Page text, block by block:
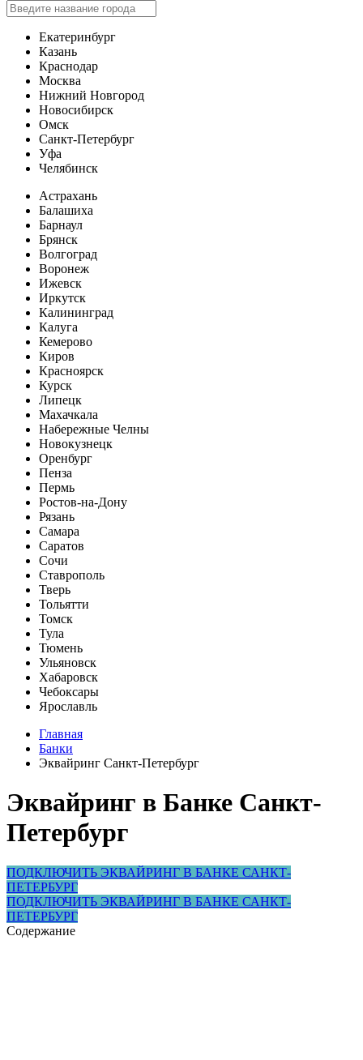
Екатеринбург
Казань
Краснодар
Москва
Нижний Новгород
Новосибирск
Омск
Санкт-Петербург
Уфа
Челябинск
Астрахань
Балашиха
Барнаул
Брянск
Волгоград
Воронеж
Ижевск
Иркутск
Калининград
Калуга
Кемерово
Киров
Красноярск
Курск
Липецк
Махачкала
Набережные Челны
Новокузнецк
Оренбург
Пенза
Пермь
Ростов-на-Дону
Рязань
Самара
Саратов
Сочи
Ставрополь
Тверь
Тольятти
Томск
Тула
Тюмень
Ульяновск
Хабаровск
Чебоксары
Ярославль
Главная
Банки
Эквайринг Санкт-Петербург
Эквайринг в Банке Санкт-
Петербург
ПОДКЛЮЧИТЬ ЭКВАЙРИНГ В БАНКЕ САНКТ-
ПЕТЕРБУРГ
ПОДКЛЮЧИТЬ ЭКВАЙРИНГ В БАНКЕ САНКТ-
ПЕТЕРБУРГ
Содержание